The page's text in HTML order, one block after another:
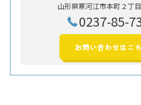
山形県寒河江市本町２丁
0237-85-
お問い合わせはこ